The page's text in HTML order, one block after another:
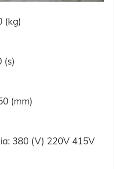
(kg)
(s)
(mm)
380 (V) 220V 415V